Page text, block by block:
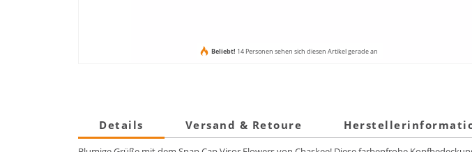
Beliebt! 14 Personen sehen sich diesen Artikel gerade an
Details Versand & Retoure